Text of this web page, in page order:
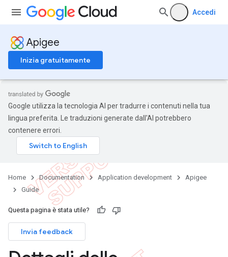
Accedi
Apigee
Inizia gratuitamente
Google utilizza la tecnologia AI per tradurre i contenuti nella tua
lingua preferita. Le traduzioni generate dall'AI potrebbero
contenere errori.
Home Documentation Application development
Apigee
Guide
Questa pagina è stata utile?
Invia feedback